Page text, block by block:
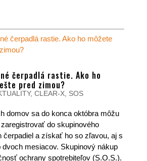
čerpadlá rastie. Ako ho
pred zimou?
, CLEAR-X, SOS
domov sa do konca októbra môžu
do skupinového
čerpadiel a získať ho so zľavou, aj s
dvoch mesiacov. Skupinový nákup
ochrany spotrebiteľov (S.O.S.).